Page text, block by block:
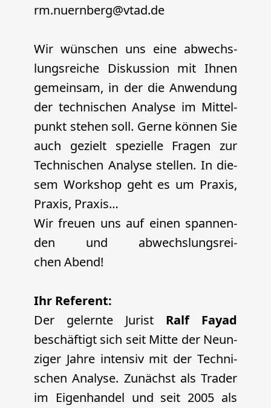
rm.nuernberg@vtad.de
Wir wün­schen uns eine abwechs­
lungs­rei­che Dis­kus­si­on mit Ihnen
gemein­sam, in der die Anwen­dung
der tech­ni­schen Ana­ly­se im Mit­tel­
punkt ste­hen soll. Ger­ne kön­nen Sie
auch gezielt spe­zi­el­le Fra­gen zur
Tech­ni­schen Ana­ly­se stel­len. In die­
sem Work­shop geht es um Pra­xis,
Pra­xis, Praxis…
Wir freu­en uns auf einen span­nen­
den und abwechs­lungs­rei­
chen Abend!
Ihr Referent:
Der gelern­te Jurist Ralf Fayad
beschäf­tigt sich seit Mit­te der Neun­
zi­ger Jah­re inten­siv mit der Tech­ni­
schen Ana­ly­se. Zunächst als Trader
im Eigen­han­del und seit 2005 als